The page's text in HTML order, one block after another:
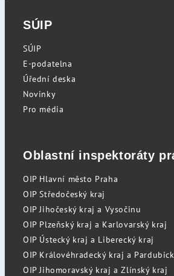
SÚIP
SÚIP
E-podatelna
Úřední deska
Novinky
Pro média
Oblastní inspektoráty
OIP Hlavní město Praha
OIP Středočeský kraj
OIP Jihočeský kraj a Vysočinu
OIP Plzeňský kraj a Karlovarský kraj
OIP Ústecký kraj a Liberecký kraj
OIP Královéhradecký kraj a
OIP Jihomoravský kraj a Zlínský kraj